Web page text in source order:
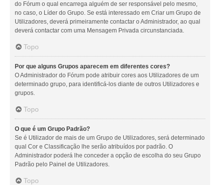
do Fórum o qual encarrega alguém de ser responsável pelo mesmo,
no caso, o Líder do Grupo. Se está interessado em Criar um Grupo de
Utilizadores, deverá primeiramente contactar o Administrador, ao qual
deverá contactar com uma Mensagem Privada circunstanciada.
Topo
Por que alguns Grupos aparecem em diferentes cores?
O Administrador do Fórum pode atribuir cores aos Utilizadores de um
determinado grupo, para identificá-los diante de outros Utilizadores e
grupos.
Topo
O que é um Grupo Padrão?
Se é Utilizador de mais de um Grupo de Utilizadores, será determinado
qual Cor e Classificação lhe serão atribuídos por padrão. O
Administrador poderá lhe conceder a opção de escolha do seu Grupo
Padrão pelo Painel de Utilizadores.
Topo